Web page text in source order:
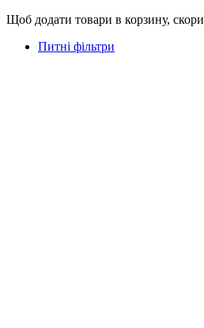
Щоб додати товари в корзину,
Питні фільтри